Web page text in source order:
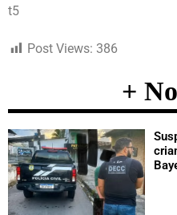
t5
Post Views: 386
+